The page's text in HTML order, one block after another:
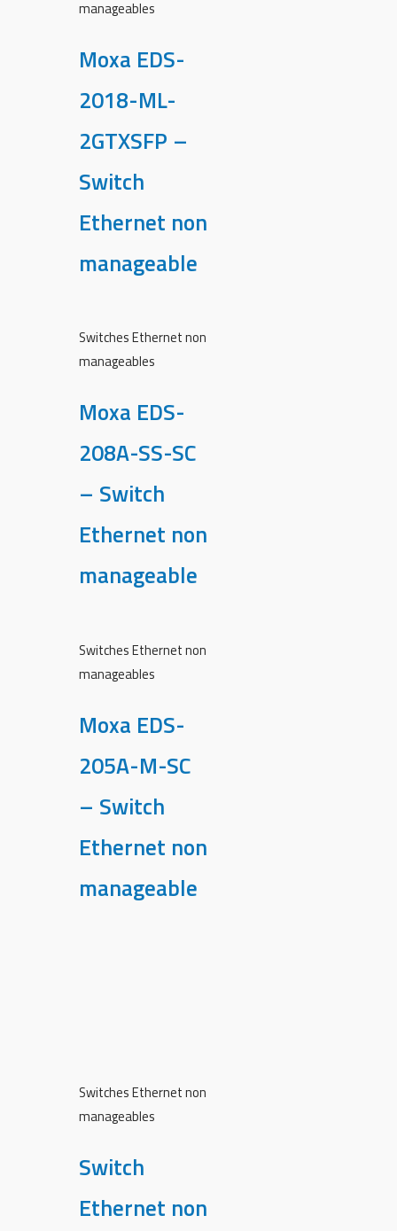
manageables
Moxa EDS-
2018-ML-
2GTXSFP –
Switch
Ethernet non
manageable
Switches Ethernet non
manageables
Moxa EDS-
208A-SS-SC
– Switch
Ethernet non
manageable
Switches Ethernet non
manageables
Moxa EDS-
205A-M-SC
– Switch
Ethernet non
manageable
Switches Ethernet non
manageables
Switch
Ethernet non